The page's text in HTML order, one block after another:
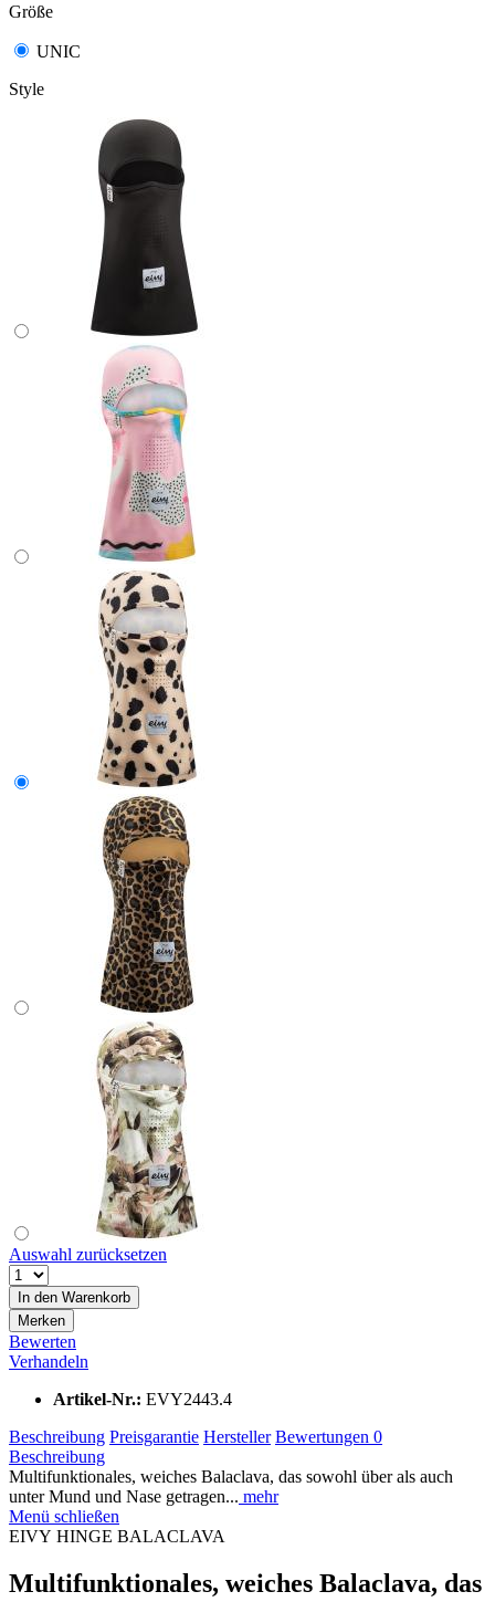
Größe
UNIC
Style
Auswahl zurücksetzen
In den Warenkorb
Merken
Bewerten
Verhandeln
Artikel-Nr.: EVY2443.4
Beschreibung Preisgarantie Hersteller Bewertungen 0
Beschreibung
Multifunktionales, weiches Balaclava, das sowohl über als auch
unter Mund und Nase getragen... mehr
Menü schließen
EIVY HINGE BALACLAVA
Multifunktionales, weiches Balaclava, das